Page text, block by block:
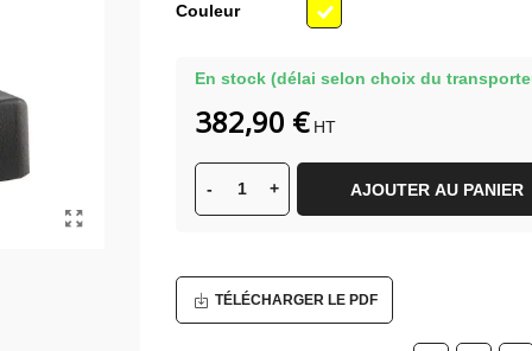
Couleur
En stock (délai selon choix du
- + AJOUTER AU PANIER
382,90 € HT
TÉLÉCHARGER LE PDF